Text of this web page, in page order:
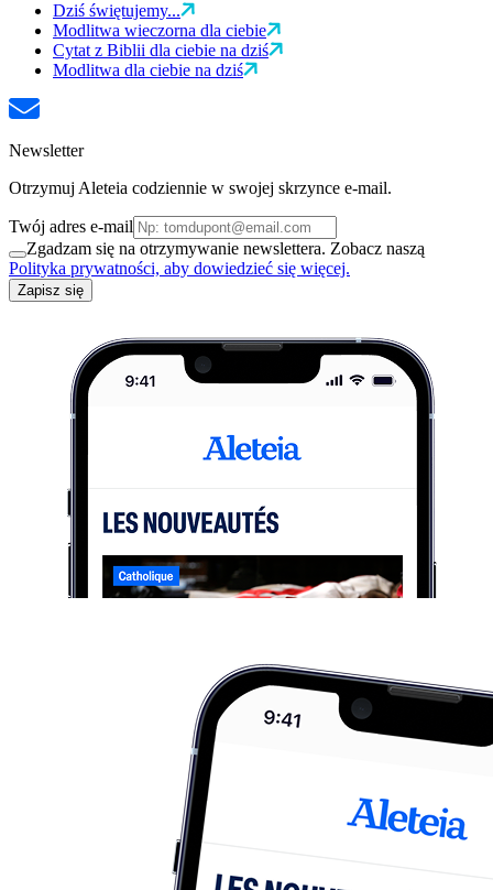
Dziś świętujemy...
Modlitwa wieczorna dla ciebie
Cytat z Biblii dla ciebie na dziś
Modlitwa dla ciebie na dziś
Newsletter
Otrzymuj Aleteia codziennie w swojej skrzynce e-mail.
Twój adres e-mail
Zgadzam się na otrzymywanie newslettera. Zobacz naszą
Polityka prywatności, aby dowiedzieć się więcej.
Zapisz się